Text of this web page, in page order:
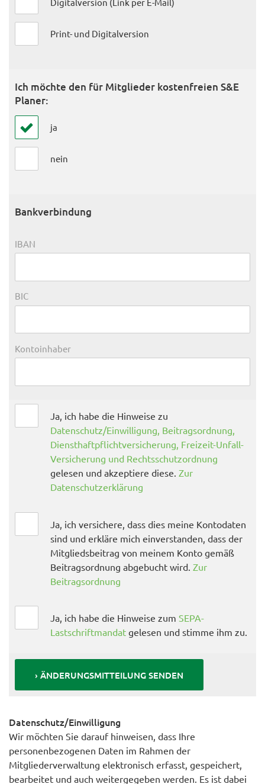
Print- und Digitalversion
Ich möchte den für Mitglieder kostenfreien S&E
Planer:
ja
nein
Bankverbindung
IBAN
BIC
Kontoinhaber
Ja, ich habe die Hinweise zu
Datenschutz/Einwilligung, Beitragsordnung,
Diensthaftpflichtversicherung, Freizeit-Unfall-
Versicherung und Rechtsschutzordnung
gelesen und akzeptiere diese. Zur
Datenschutzerklärung
Ja, ich versichere, dass dies meine Kontodaten
sind und erkläre mich einverstanden, dass der
Mitgliedsbeitrag von meinem Konto gemäß
Beitragsordnung abgebucht wird. Zur
Beitragsordnung
Ja, ich habe die Hinweise zum SEPA-
Lastschriftmandat gelesen und stimme ihm zu.
Datenschutz/Einwilligung
Wir möchten Sie darauf hinweisen, dass Ihre
personenbezogenen Daten im Rahmen der
Mitgliederverwaltung elektronisch erfasst, gespeichert,
bearbeitet und auch weitergegeben werden. Es ist dabei